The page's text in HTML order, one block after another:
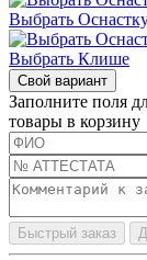
Выбрать
Выбрать Клише
Свой вариант
Заполните поля
товары в корзину
Быстрый заказ